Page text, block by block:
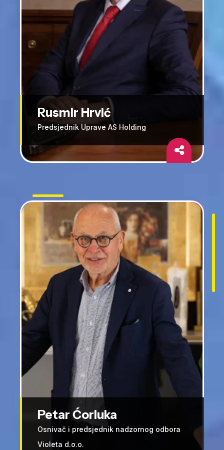
Rusmir Hrvić
Predsjednik Uprave AS Holding
Petar Ćorluka
Osnivač i predsjednik nadzornog odbora
Violeta d.o.o.